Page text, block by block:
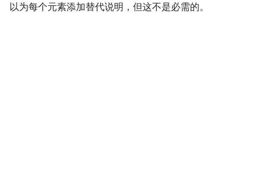
以为每个元素添加替代说明，但这不是必需的。